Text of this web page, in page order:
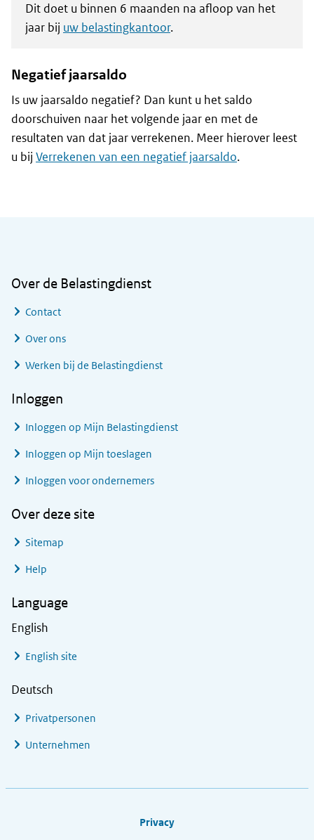
Dit doet u binnen 6 maanden na afloop van het
jaar bij uw belastingkantoor.
Negatief jaarsaldo
Is uw jaarsaldo negatief? Dan kunt u het saldo
doorschuiven naar het volgende jaar en met de
resultaten van dat jaar verrekenen. Meer hierover leest
u bij Verrekenen van een negatief jaarsaldo.
Over de Belastingdienst
Contact
Over ons
Werken bij de Belastingdienst
Inloggen
Inloggen op Mijn Belastingdienst
Inloggen op Mijn toeslagen
Inloggen voor ondernemers
Over deze site
Sitemap
Help
Language
English
English site
Deutsch
Privatpersonen
Unternehmen
Privacy